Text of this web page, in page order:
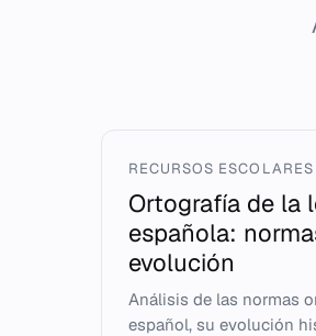
RECURSOS ESCOLARES
Ortografía de la
española:
evolución
Análisis de las normas
español, su evolución